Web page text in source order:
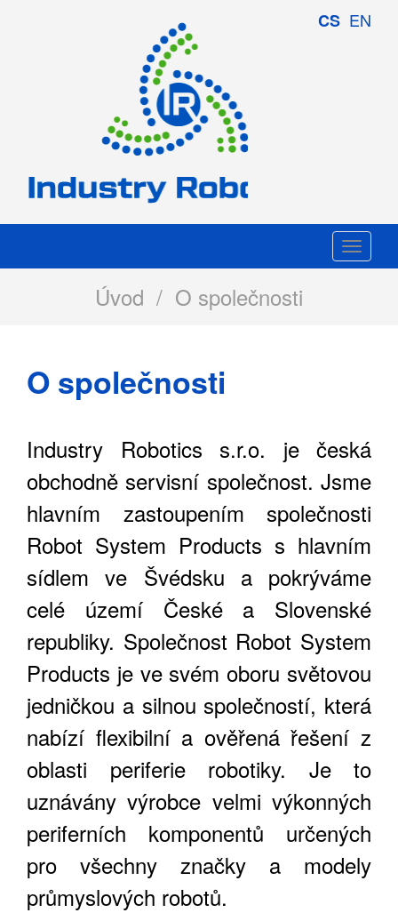
CS EN
Úvod / O společnosti
O společnosti
Industry Robotics s.r.o. je česká
obchodně servisní společnost. Jsme
hlavním zastoupením společnosti
Robot System Products s hlavním
sídlem ve Švédsku a pokrýváme
celé území České a Slovenské
republiky. Společnost Robot System
Products je ve svém oboru světovou
jedničkou a silnou společností, která
nabízí flexibilní a ověřená řešení z
oblasti periferie robotiky. Je to
uznávány výrobce velmi výkonných
periferních komponentů určených
pro všechny značky a modely
průmyslových robotů.